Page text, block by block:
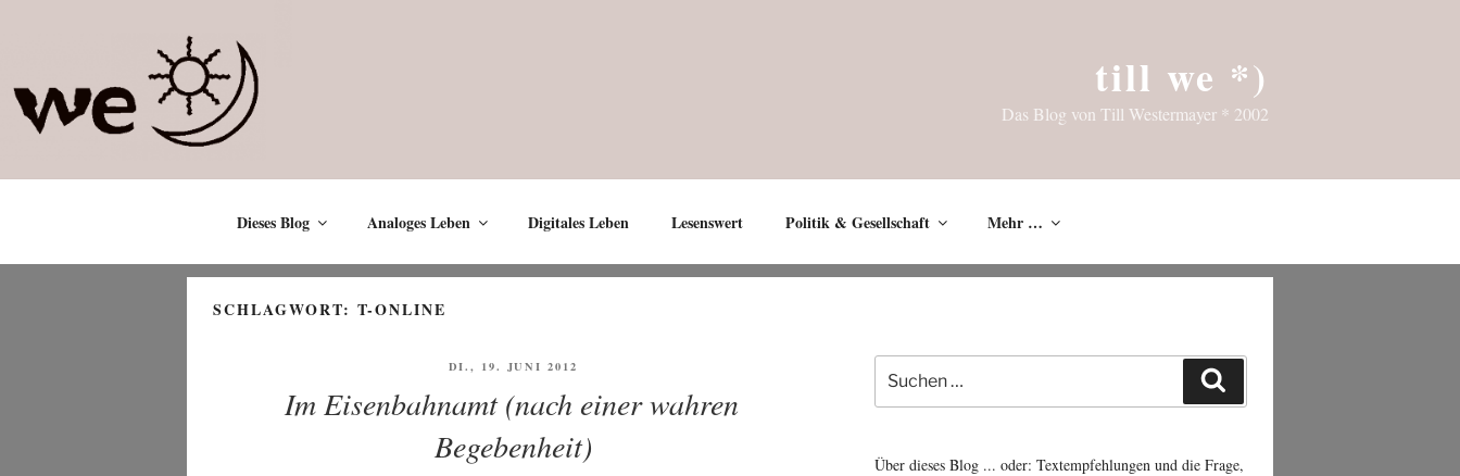
till we *)
Das Blog von Till Westermayer * 2002
Dieses Blog Analoges Leben Digitales Leben Lesenswert Politik & Gesellschaft Mehr …
SCHLAGWORT: T-ONLINE
VERÖFFENTLICHT
DI., 19. JUNI 2012
Im Eisenbahnamt (nach einer wahren
Begebenheit)
Suche
nach:
Über dieses Blog ... oder: Textempfehlungen und die Frage,